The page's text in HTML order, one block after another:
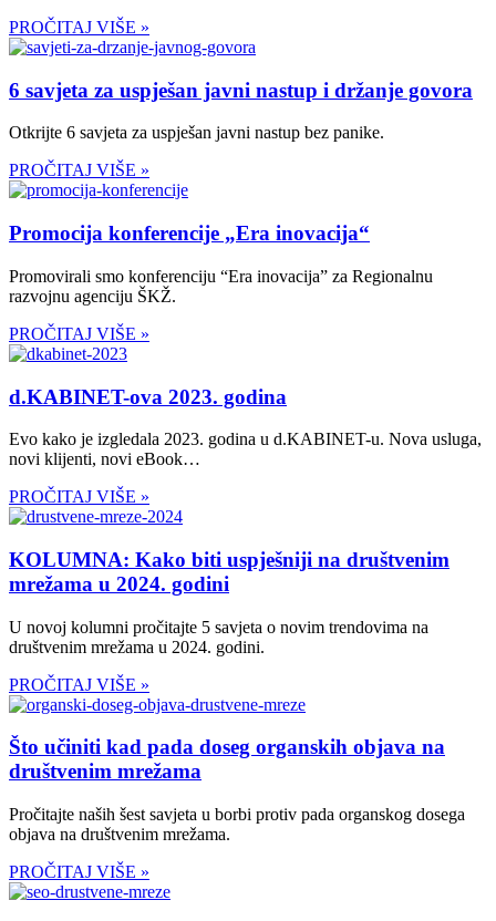
PROČITAJ VIŠE »
6 savjeta za uspješan javni nastup i držanje govora
Otkrijte 6 savjeta za uspješan javni nastup bez panike.
PROČITAJ VIŠE »
Promocija konferencije „Era inovacija“
Promovirali smo konferenciju “Era inovacija” za Regionalnu
razvojnu agenciju ŠKŽ.
PROČITAJ VIŠE »
d.KABINET-ova 2023. godina
Evo kako je izgledala 2023. godina u d.KABINET-u. Nova usluga,
novi klijenti, novi eBook…
PROČITAJ VIŠE »
KOLUMNA: Kako biti uspješniji na društvenim
mrežama u 2024. godini
U novoj kolumni pročitajte 5 savjeta o novim trendovima na
društvenim mrežama u 2024. godini.
PROČITAJ VIŠE »
Što učiniti kad pada doseg organskih objava na
društvenim mrežama
Pročitajte naših šest savjeta u borbi protiv pada organskog dosega
objava na društvenim mrežama.
PROČITAJ VIŠE »